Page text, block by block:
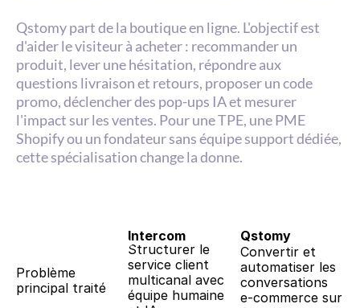
Qstomy part de la boutique en ligne. L'objectif est
d'aider le visiteur à acheter : recommander un
produit, lever une hésitation, répondre aux
questions livraison et retours, proposer un code
promo, déclencher des pop-ups IA et mesurer
l'impact sur les ventes. Pour une TPE, une PME
Shopify ou un fondateur sans équipe support dédiée,
cette spécialisation change la donne.
Intercom Qstomy
Problème
principal traité
Structurer le
service client
multicanal avec
équipe humaine
Convertir et
automatiser les
conversations
e-commerce sur